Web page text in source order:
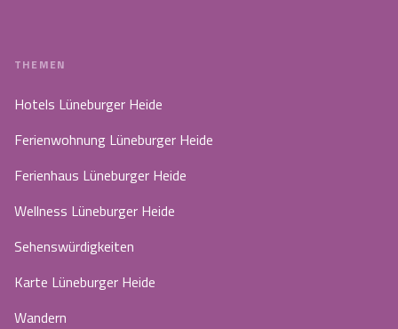
THEMEN
Hotels Lüneburger Heide
Ferienwohnung Lüneburger Heide
Ferienhaus Lüneburger Heide
Wellness Lüneburger Heide
Sehenswürdigkeiten
Karte Lüneburger Heide
Wandern